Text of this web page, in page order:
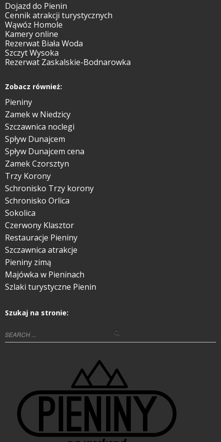
Dojazd do Pienin
Cennik atrakcji turystycznych
Wąwóz Homole
Kamery online
Rezerwat Biała Woda
Szczyt Wysoka
Rezerwat Zaskalskie-Bodnarowka
Zobacz również:
Pieniny
Zamek w Niedzicy
Szczawnica noclegi
Spływ Dunajcem
Spływ Dunajcem cena
Zamek Czorsztyn
Trzy Korony
Schronisko Trzy korony
Schronisko Orlica
Sokolica
Czerwony Klasztor
Restauracje Pieniny
Szczawnica atrakcje
Pieniny zimą
Majówka w Pieninach
Szlaki turystyczne Pienin
Szukaj na stronie: